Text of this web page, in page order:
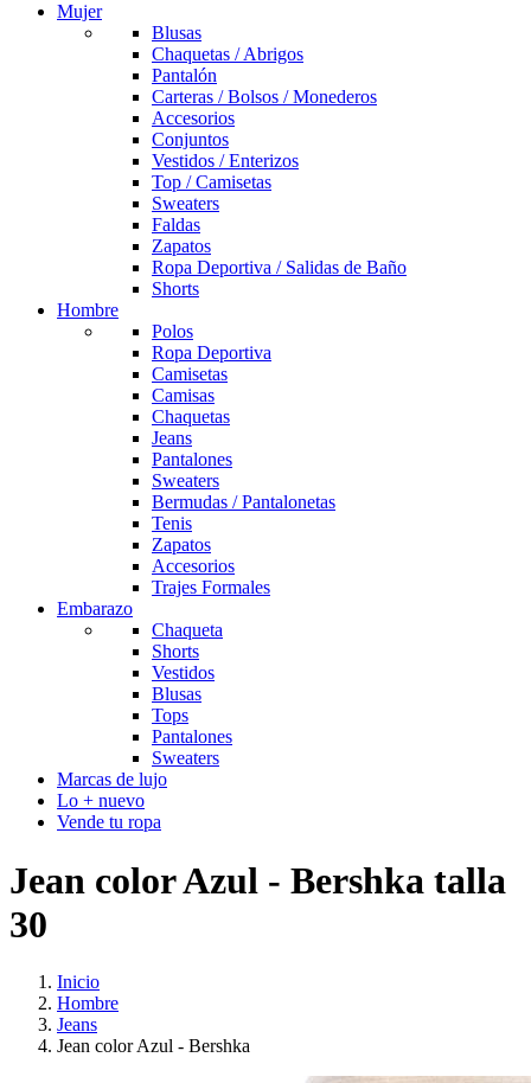
Mujer
Blusas
Chaquetas / Abrigos
Pantalón
Carteras / Bolsos / Monederos
Accesorios
Conjuntos
Vestidos / Enterizos
Top / Camisetas
Sweaters
Faldas
Zapatos
Ropa Deportiva / Salidas de Baño
Shorts
Hombre
Polos
Ropa Deportiva
Camisetas
Camisas
Chaquetas
Jeans
Pantalones
Sweaters
Bermudas / Pantalonetas
Tenis
Zapatos
Accesorios
Trajes Formales
Embarazo
Chaqueta
Shorts
Vestidos
Blusas
Tops
Pantalones
Sweaters
Marcas de lujo
Lo + nuevo
Vende tu ropa
Jean color Azul - Bershka talla
30
Inicio
Hombre
Jeans
Jean color Azul - Bershka